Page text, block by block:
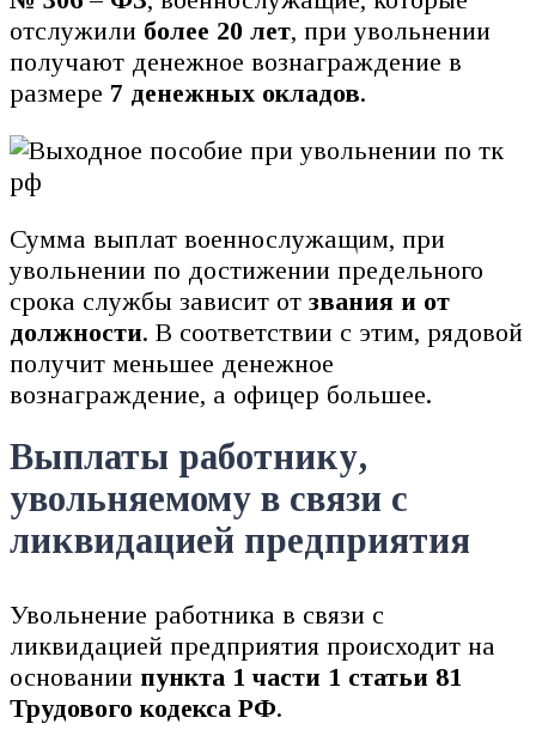
отслужили более 20 лет, при увольнении
получают денежное вознаграждение в
размере 7 денежных окладов.
Сумма выплат военнослужащим, при
увольнении по достижении предельного
срока службы зависит от звания и от
должности. В соответствии с этим, рядовой
получит меньшее денежное
вознаграждение, а офицер большее.
Выплаты работнику,
увольняемому в связи с
ликвидацией предприятия
Увольнение работника в связи с
ликвидацией предприятия происходит на
основании пункта 1 части 1 статьи 81
Трудового кодекса РФ.